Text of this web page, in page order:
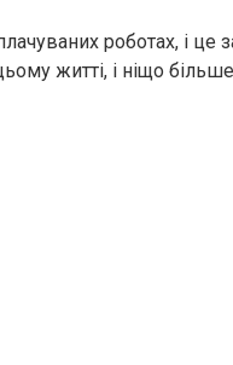
роботах, і це
житті, і ніщо